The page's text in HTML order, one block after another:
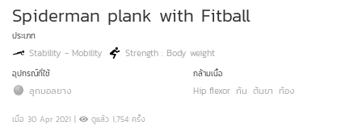
Spiderman plank with Fitball
ประเภท
Stability - Mobility Strength : Body weight
อุปกรณ์ที่ใช้
ลูกบอลยาง
กล้ามเนื้อ
Hip flexor ก้น ต้นขา ท้อง
เมื่อ 30 Apr 2021 | ดูแล้ว 1,754 ครั้ง